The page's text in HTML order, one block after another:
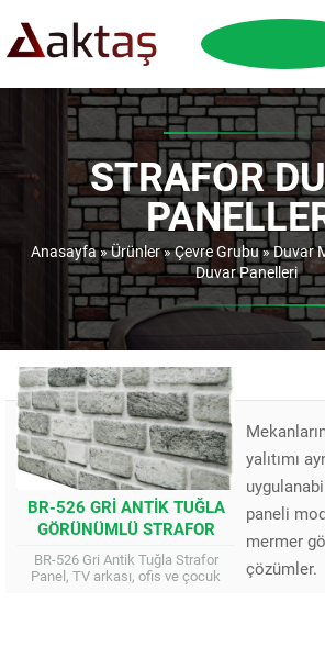
STRAFOR
Anasayfa»Ürünler»Çevre Grubu»Duvar
Duvar Panelleri
BR-526 GRI ANTIK TUĞLA
GÖRÜNÜMLÜ STRAFOR
DUVAR PANELI (50X100CM)
BR-526 Gri Antik Tuğla Strafor
Panel, TV arkası, ofis ve çocuk
yalıtımı
paneli
mermer
çözümler.